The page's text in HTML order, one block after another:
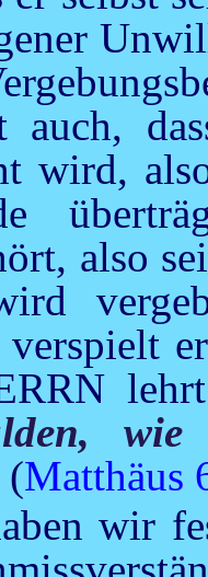
auch,
wird,
also
(Matthäus
wir